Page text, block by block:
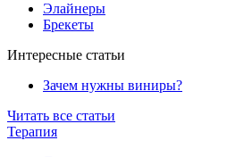
Элайнеры
Брекеты
Интересные статьи
Зачем нужны виниры?
Читать все статьи
Терапия